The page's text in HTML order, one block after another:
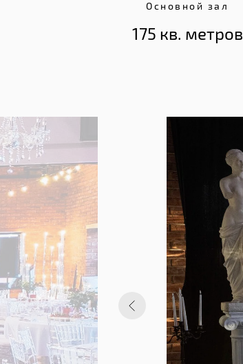
Основной зал
175 кв. метров